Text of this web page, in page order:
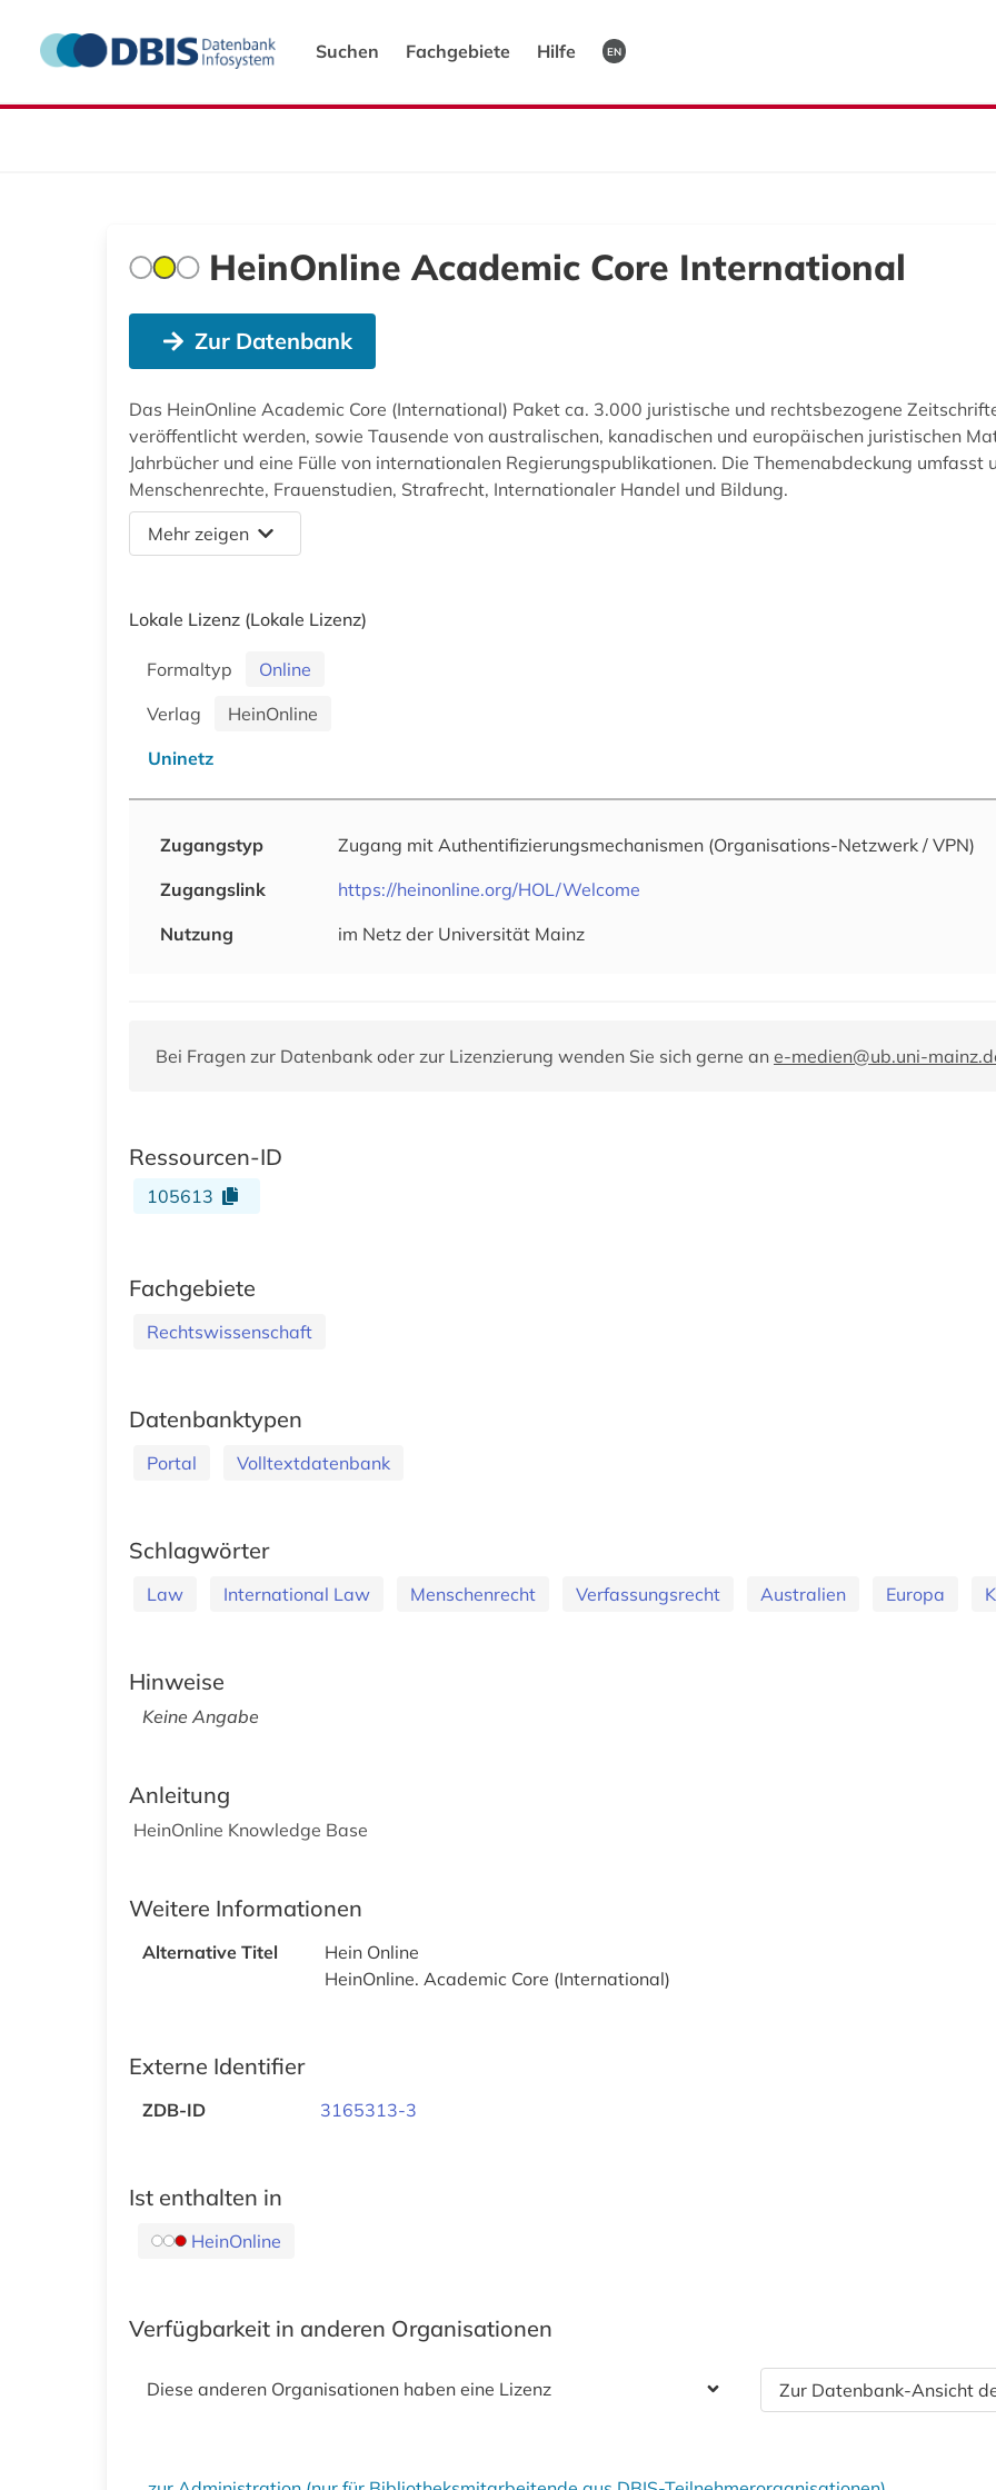
Suchen Fachgebiete Hilfe EN
HeinOnline Academic Core International
Zur Datenbank
Das HeinOnline Academic Core (International) Paket ca. 3.000 juristische und rechtsbezogene
veröffentlicht werden, sowie Tausende von australischen, kanadischen und europäischen juristischen
Jahrbücher und eine Fülle von internationalen Regierungspublikationen. Die Themenabdeckung umfasst
Menschenrechte, Frauenstudien, Strafrecht, Internationaler Handel und Bildung.
Mehr zeigen
Lokale Lizenz (Lokale Lizenz)
Formaltyp
Online
Verlag
HeinOnline
Uninetz
Zugangstyp Zugang mit Authentifizierungsmechanismen (Organisations-Netzwerk / VPN)
Zugangslink
https://heinonline.org/HOL/Welcome
Nutzung
im Netz der Universität Mainz
Bei Fragen zur Datenbank oder zur Lizenzierung wenden Sie sich gerne an e-medien@ub.uni-
Ressourcen-ID
105613
Fachgebiete
Rechtswissenschaft
Datenbanktypen
Portal Volltextdatenbank
Schlagwörter
Law International Law Menschenrecht Verfassungsrecht Australien Europa
Hinweise
Keine Angabe
Anleitung
HeinOnline Knowledge Base
Weitere Informationen
Alternative Titel
Hein Online
HeinOnline. Academic Core (International)
Externe Identifier
ZDB-ID 3165313-3
Ist enthalten in
HeinOnline
Verfügbarkeit in anderen Organisationen
Diese anderen Organisationen haben eine Lizenz Zur Datenbank-Ansicht